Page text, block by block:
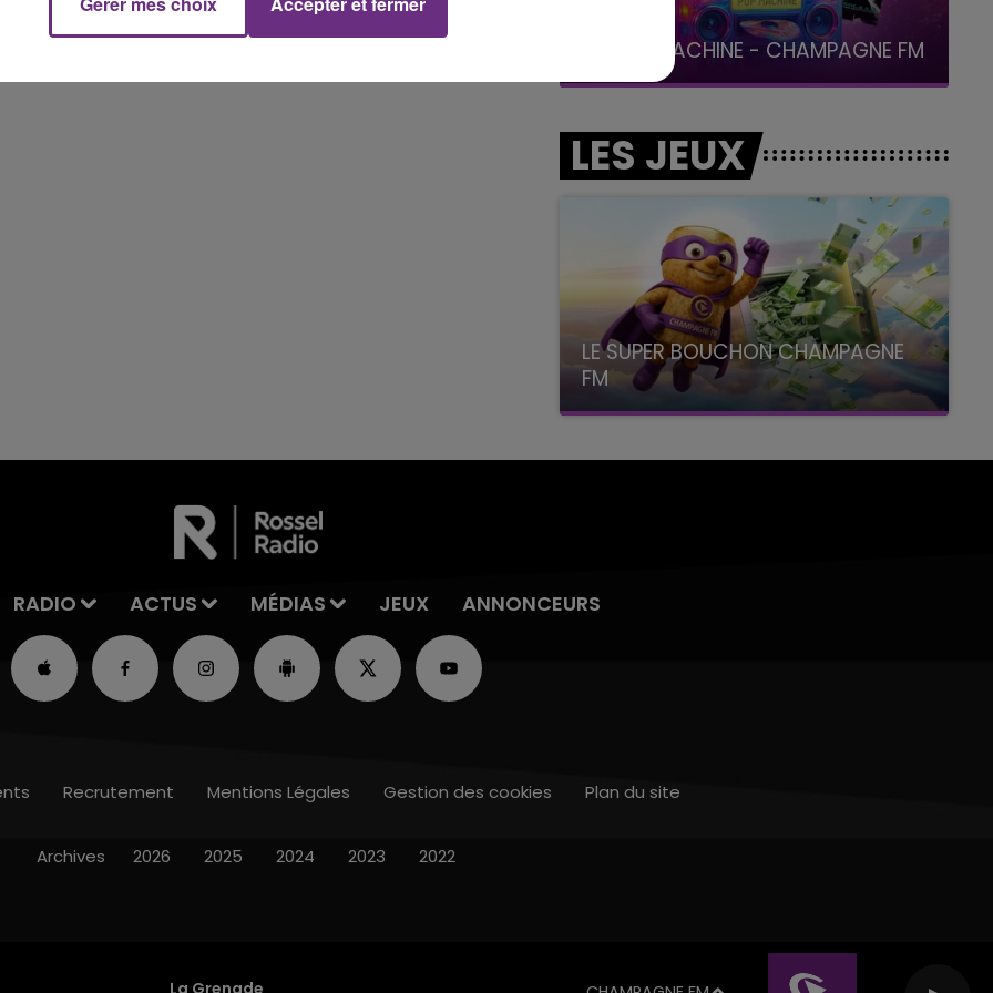
de 20 ans a été...
LA POP MACHINE - CHAMPAGNE FM
LES JEUX
LE SUPER BOUCHON CHAMPAGNE
FM
avec La Famille Champagne FM, à 8H10
RADIO ACTUS MÉDIAS JEUX ANNONCEURS
La Grenade
Recrutement Mentions Légales Gestion des cookies Plan du site
Archives 2026 2025 2024 2023 2022